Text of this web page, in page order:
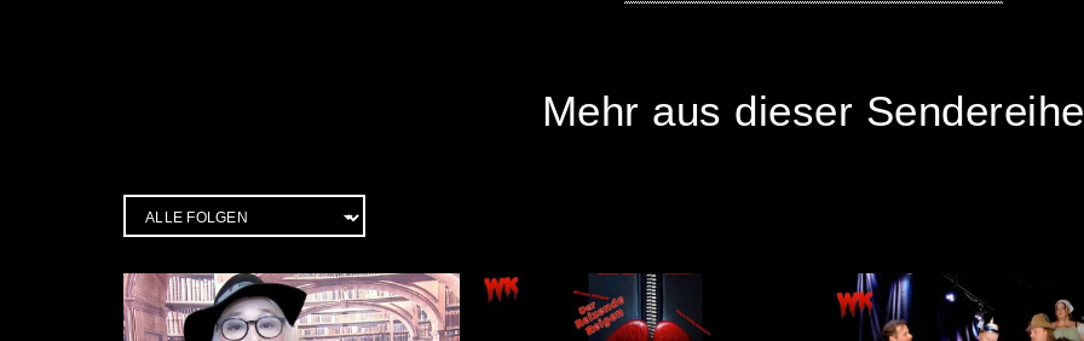
Mehr aus dieser Sendereihe